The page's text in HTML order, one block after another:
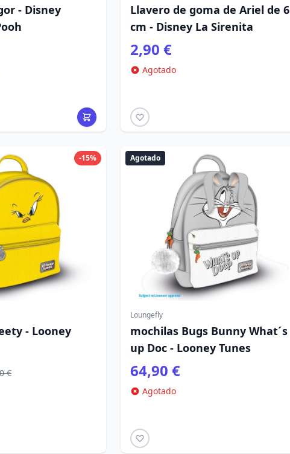
- Disney
Llavero de goma de Ariel de 6
cm - Disney La Sirenita
2,90 €
Agotado
-15%
- Looney
€
Agotado
Loungefly
mochilas Bugs Bunny What´s
up Doc - Looney Tunes
64,90 €
Agotado